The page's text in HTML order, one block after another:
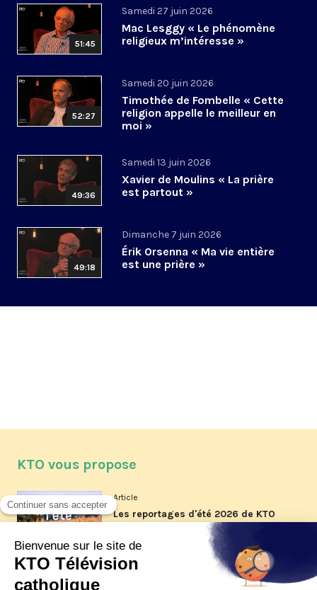
51:45
Samedi 27 juin 2026
Mac Lesggy « Le phénomène
religieux m’intéresse »
52:27
Samedi 20 juin 2026
Timothée de Fombelle « Cette
religion appelle le meilleur en
moi »
49:36
Samedi 13 juin 2026
Xavier de Moulins « La prière
est partout »
49:18
Dimanche 7 juin 2026
Érik Orsenna « Ma vie entière
est une prière »
KTO vous propose
Article
Les reportages d'été 2026 de KTO
Article
La visite pastorale du pape Léon